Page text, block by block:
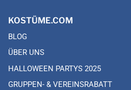
KOSTÜME.COM
BLOG
ÜBER UNS
HALLOWEEN PARTYS 2025
GRUPPEN- & VEREINSRABATT